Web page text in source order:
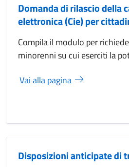
Domanda di rilascio della
elettronica (Cie) per
Compila il modulo per
minorenni su cui eserciti la
Vai alla pagina
Disposizioni anticipate di